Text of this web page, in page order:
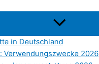
in Deutschland
Verwendungszwecke 2026